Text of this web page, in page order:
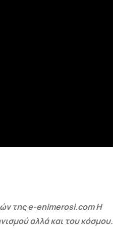
της e-enimerosi.com Η
αλλά και του κόσμου.